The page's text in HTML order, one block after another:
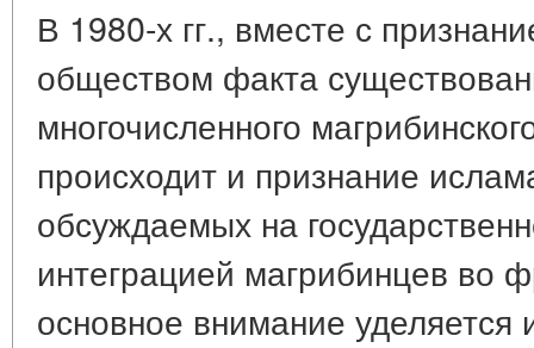
В 1980-х гг., вместе с
обществом факта
многочисленного
происходит и признание
обсуждаемых на
интеграцией магрибинцев во
основное внимание